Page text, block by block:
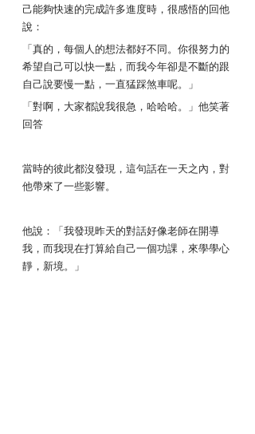
己能夠快速的完成許多進度時，很感悟的回他
說：
「真的，每個人的想法都好不同。你很努力的
希望自己可以快一點，而我今年卻是不斷的跟
自己說要慢一點，一直猛踩煞車呢。」
「對啊，大家都說我很急，哈哈哈。」他笑著
回答
當時的彼此都沒發現，這句話在一天之內，對
他帶來了一些影響。
他說：「我發現昨天的對話好像老師在開導
我，而我現在打算給自己一個功課，來學學心
靜，新境。」